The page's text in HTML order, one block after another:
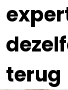
terug